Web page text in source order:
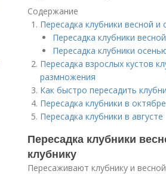
Содержание
Пересадка клубники весной
Пересадка клубники весной
Пересадка клубники
Пересадка взрослых кустов
размножения
Как быстро пересадить
Пересадка клубники в
Пересадка клубники в августе
Пересадка клубники
клубнику
Пересаживают клубнику и